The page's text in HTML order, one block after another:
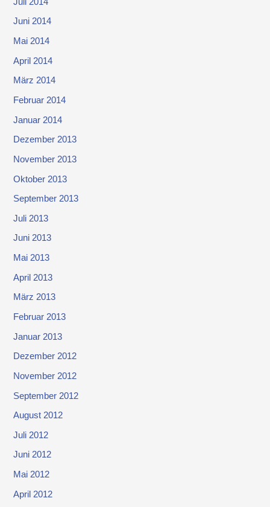
Juni 2014
Mai 2014
April 2014
März 2014
Februar 2014
Januar 2014
Dezember 2013
November 2013
Oktober 2013
September 2013
Juli 2013
Juni 2013
Mai 2013
April 2013
März 2013
Februar 2013
Januar 2013
Dezember 2012
November 2012
September 2012
August 2012
Juli 2012
Juni 2012
Mai 2012
April 2012